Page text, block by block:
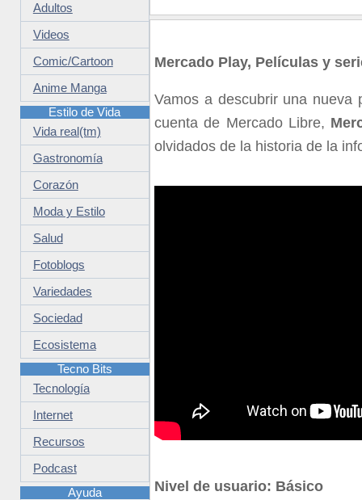
Mercado Play, Películas y
Vamos a descubrir una nueva
cuenta de Mercado Libre,
olvidados de la historia de la
Nivel de usuario: Básico
Adultos
Videos
Comic/Cartoon
Anime Manga
Estilo de Vida
Vida real(tm)
Gastronomía
Corazón
Moda y Estilo
Salud
Fotoblogs
Variedades
Sociedad
Ecosistema
Tecno Bits
Tecnología
Internet
Recursos
Podcast
Ayuda